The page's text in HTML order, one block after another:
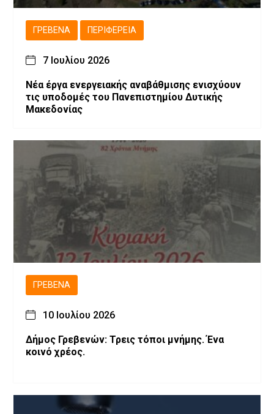
ΓΡΕΒΕΝΆ ΠΕΡΙΦΈΡΕΙΑ
7 Ιουλίου 2026
Νέα έργα ενεργειακής αναβάθμισης ενισχύουν
τις υποδομές του Πανεπιστημίου Δυτικής
Μακεδονίας
ΓΡΕΒΕΝΆ
10 Ιουλίου 2026
Δήμος Γρεβενών: Τρεις τόποι μνήμης. Ένα
κοινό χρέος.